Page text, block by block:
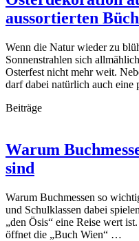
aussortierten
Wenn die Natur wieder zu
Sonnenstrahlen sich
Osterfest nicht mehr weit.
darf dabei natürlich auch
Beiträge
Warum
sind
Warum Buchmessen so
und Schulklassen dabei
„den Ösis“ eine Reise wert
öffnet die „Buch Wien“ …